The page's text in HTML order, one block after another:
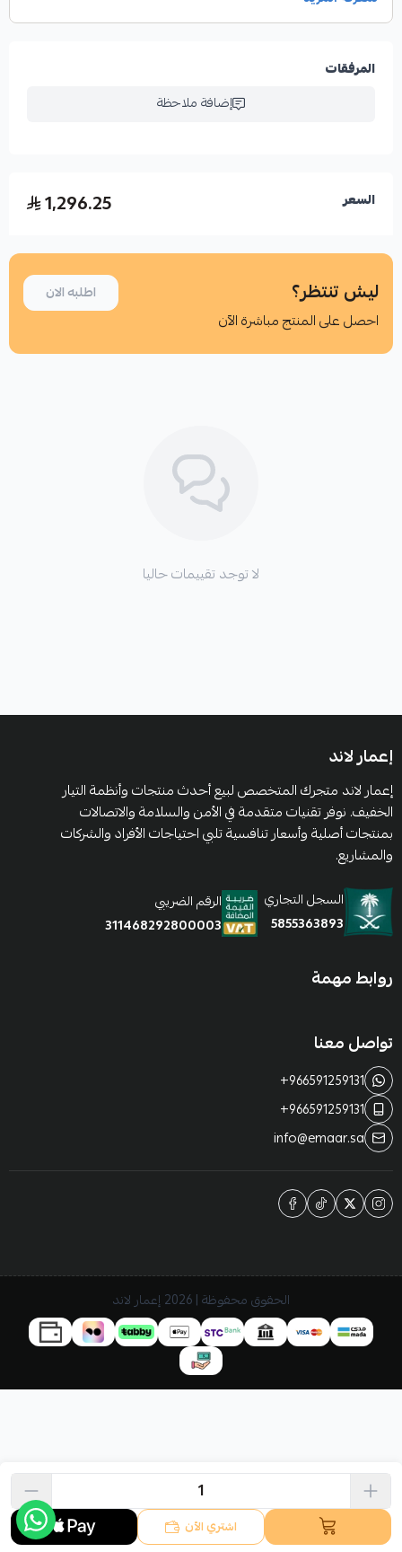
المرفقات
إضافة ملاحظة
السعر 1,296.25
اشتري الآن
ليش تنتظر؟
احصل على المنتج مباشرة الآن
اطلبه الان
اطلب المنتج
لا توجد تقييمات حاليا
إعمار لاند
إعمار لاند متجرك المتخصص لبيع أحدث منتجات وأنظمة التيار
الخفيف. نوفر تقنيات متقدمة في الأمن والسلامة والاتصالات
بمنتجات أصلية وأسعار تنافسية تلبي احتياجات الأفراد والشركات
والمشاريع.
السجل التجاري
5855363893
الرقم الضريبي
311468292800003
روابط مهمة
تواصل معنا
+966591259131
+966591259131
info@emaar.sa
الحقوق محفوظة | 2026 إعمار لاند